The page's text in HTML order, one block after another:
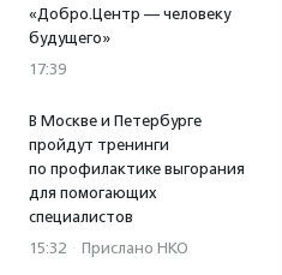
«Добро.Центр — человеку
будущего»
17:39
В Москве и Петербурге
пройдут тренинги
по профилактике выгорания
для помогающих
специалистов
15:32 · Прислано НКО